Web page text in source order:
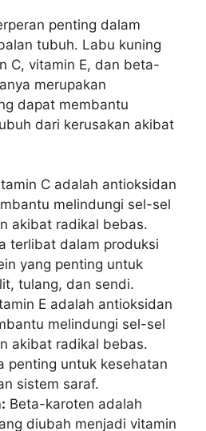
penting dalam
tubuh. Labu kuning
C, vitamin E, dan beta-
merupakan
dapat membantu
dari kerusakan akibat
C adalah antioksidan
melindungi sel-sel
akibat radikal bebas.
terlibat dalam produksi
yang penting untuk
tulang, dan sendi.
E adalah antioksidan
melindungi sel-sel
akibat radikal bebas.
penting untuk kesehatan
sistem saraf.
Beta-karoten adalah
diubah menjadi vitamin